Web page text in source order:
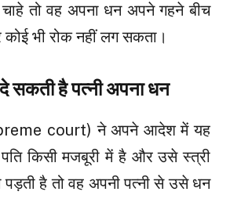
तो वह अपना धन अपने गहने बीच
भी रोक नहीं लग सकता।
सकती है पत्नी अपना धन
court) ने अपने आदेश में यह
पति किसी मजबूरी में है और उसे स्त्री
है तो वह अपनी पत्नी से उसे धन